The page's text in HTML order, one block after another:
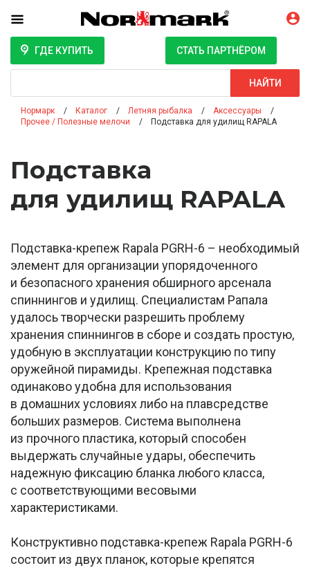
ГДЕ КУПИТЬ СТАТЬ ПАРТНЁРОМ
НАЙТИ
Нормарк Каталог Летняя рыбалка
Аксессуары
Прочее / Полезные мелочи
Подставка для удилищ RAPALA
Подставка
для удилищ RAPALA
Подставка-крепеж Rapala PGRH-6 – необходимый
элемент для организации упорядоченного
и безопасного хранения обширного арсенала
спиннингов и удилищ. Специалистам Рапала
удалось творчески разрешить проблему
хранения спиннингов в сборе и создать простую,
удобную в эксплуатации конструкцию по типу
оружейной пирамиды. Крепежная подставка
одинаково удобна для использования
в домашних условиях либо на плавсредстве
больших размеров. Система выполнена
из прочного пластика, который способен
выдержать случайные удары, обеспечить
надежную фиксацию бланка любого класса,
с соответствующими весовыми
характеристиками.
Конструктивно подставка-крепеж Rapala PGRH-6
состоит из двух планок, которые крепятся